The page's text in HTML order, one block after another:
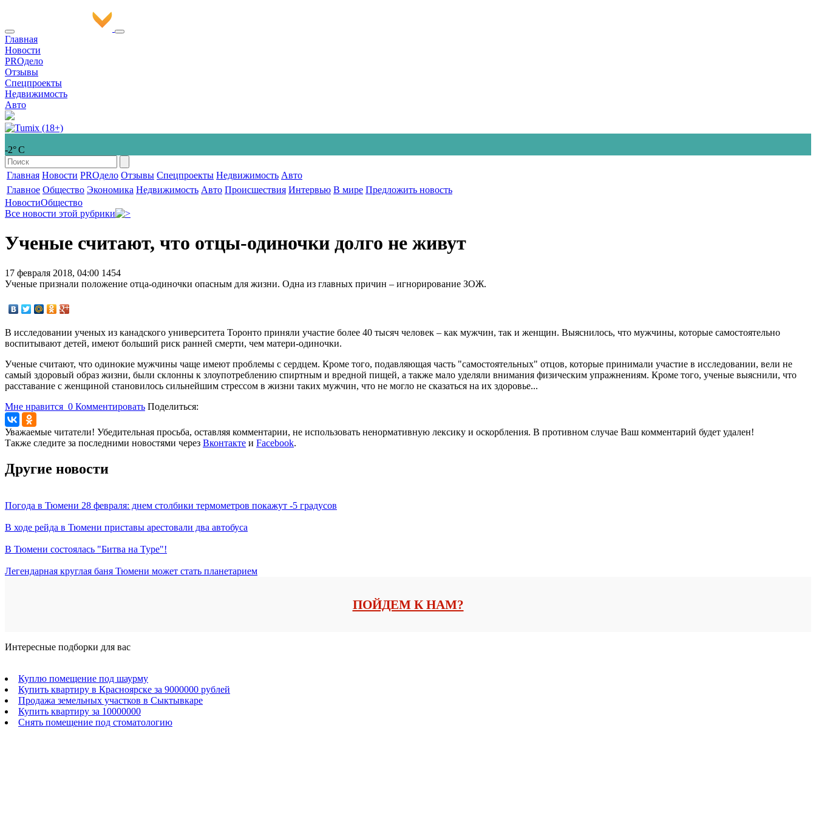
Главная
Новости
PROдело
Отзывы
Спецпроекты
Недвижимость
Авто
-2° С
Главная Новости PROдело Отзывы Спецпроекты Недвижимость Авто
Главное Общество Экономика Недвижимость Авто Происшествия Интервью В мире Предложить новость
НовостиОбщество
Все новости этой рубрики
Ученые считают, что отцы-одиночки долго не живут
17 февраля 2018, 04:00 1454
Ученые признали положение отца-одиночки опасным для жизни. Одна из главных причин – игнорирование ЗОЖ.
В исследовании ученых из канадского университета Торонто приняли участие более 40 тысяч человек – как мужчин, так и женщин. Выяснилось, что мужчины, которые самостоятельно
воспитывают детей, имеют больший риск ранней смерти, чем матери-одиночки.
Ученые считают, что одинокие мужчины чаще имеют проблемы с сердцем. Кроме того, подавляющая часть "самостоятельных" отцов, которые принимали участие в исследовании, вели не
самый здоровый образ жизни, были склонны к злоупотреблению спиртным и вредной пищей, а также мало уделяли внимания физическим упражнениям. Кроме того, ученые выяснили, что
расставание с женщиной становилось сильнейшим стрессом в жизни таких мужчин, что не могло не сказаться на их здоровье...
Мне нравится 0 Комментировать Поделиться:
Уважаемые читатели! Убедительная просьба, оставляя комментарии, не использовать ненормативную лексику и оскорбления. В противном случае Ваш комментарий будет удален!
Также следите за последними новостями через Вконтакте и Facebook.
Другие новости
Погода в Тюмени 28 февраля: днем столбики термометров покажут -5 градусов
В ходе рейда в Тюмени приставы арестовали два автобуса
В Тюмени состоялась "Битва на Туре"!
Легендарная круглая баня Тюмени может стать планетарием
ПОЙДЕМ К НАМ?
Интересные подборки для вас
Куплю помещение под шаурму
Купить квартиру в Красноярске за 9000000 рублей
Продажа земельных участков в Сыктывкаре
Купить квартиру за 10000000
Снять помещение под стоматологию